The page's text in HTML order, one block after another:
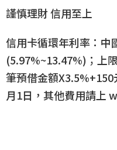
謹慎理財 信用至上
信用卡循環年利率：中
(5.97%~13.47%)；上
筆預借金額
月1日，其他費用請上